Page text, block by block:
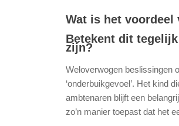
Wat is het voordeel
Betekent dit
zijn?
Weloverwogen beslissingen
‘onderbuikgevoel’. Het kind
ambtenaren blijft een
zo’n manier toepast dat het